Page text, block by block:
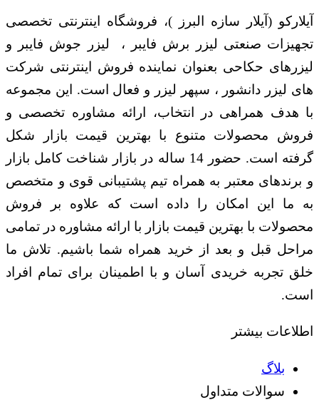
آیلارکو (آیلار سازه البرز )، فروشگاه اینترنتی تخصصی
تجهیزات صنعتی لیزر برش فایبر ، لیزر جوش فایبر و
لیزرهای حکاحی بعنوان نماینده فروش اینترنتی شرکت
های لیزر دانشور ، سپهر لیزر و فعال است. این مجموعه
با هدف همراهی در انتخاب، ارائه مشاوره تخصصی و
فروش محصولات متنوع با بهترین قیمت بازار شکل
گرفته است. حضور 14 ساله در بازار شناخت کامل بازار
و برندهای معتبر به همراه تیم پشتیبانی قوی و متخصص
به ما این امکان را داده است که علاوه بر فروش
محصولات با بهترین قیمت بازار با ارائه مشاوره در تمامی
مراحل قبل و بعد از خرید همراه شما باشیم. تلاش ما
خلق تجربه خریدی آسان و با اطمینان برای تمام افراد
است.
اطلاعات بیشتر
بلاگ
سوالات متداول